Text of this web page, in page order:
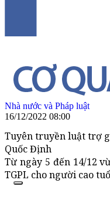
Nhà nước và Pháp luật
16/12/2022 08:00
Tuyên truyền luật trợ
Quốc Định
Từ ngày 5 đến 14/12
TGPL cho người cao